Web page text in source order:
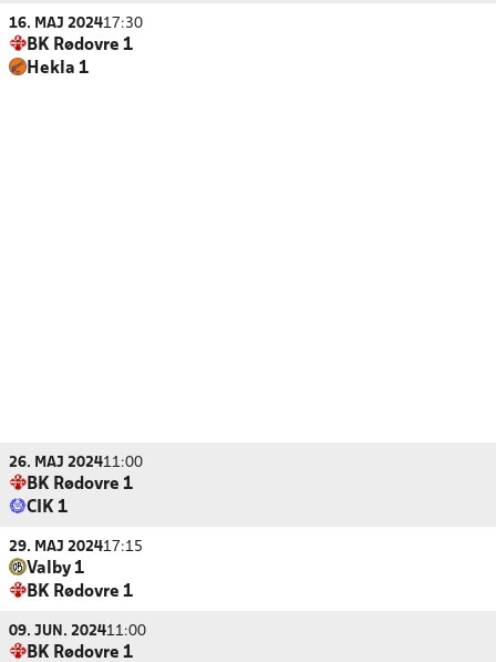
16. MAJ 202417:30
BK Rødovre 1
Hekla 1
26. MAJ 202411:00
BK Rødovre 1
CIK 1
29. MAJ 202417:15
Valby 1
BK Rødovre 1
09. JUN. 202411:00
BK Rødovre 1